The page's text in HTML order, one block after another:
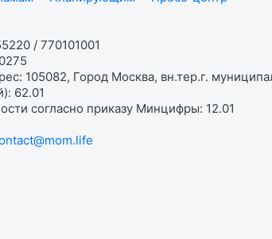
/ 770101001
105082, Город Москва, вн.тер.г.
62.01
согласно приказу Минцифры: 12.01